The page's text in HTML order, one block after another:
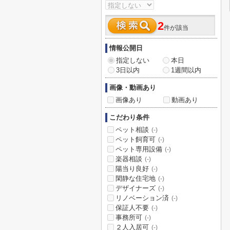
2件が該当
情報公開日
指定しない
本日
3日以内
1週間以内
画像・動画あり
画像あり
動画あり
こだわり条件
ペット相談 (-)
ペット飼育可 (-)
ペット専用設備 (-)
楽器相談 (-)
陽当り良好 (-)
閑静な住宅地 (-)
デザイナーズ (-)
リノベーション済 (-)
保証人不要 (-)
事務所可 (-)
２人入居可 (-)